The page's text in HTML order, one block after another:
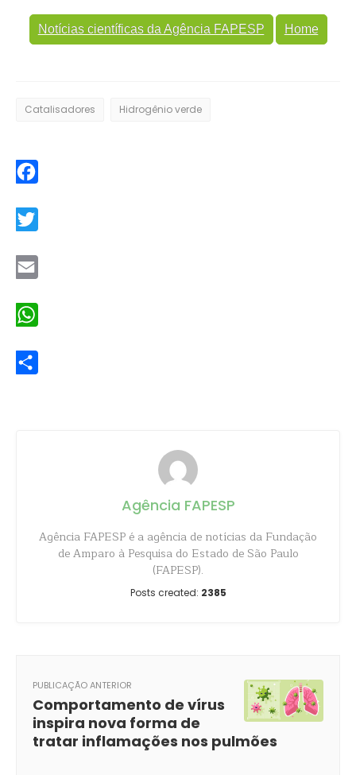
Notícias científicas da Agência FAPESP Home
Catalisadores Hidrogênio verde
Agência FAPESP
Agência FAPESP é a agência de notícias da Fundação
de Amparo à Pesquisa do Estado de São Paulo
(FAPESP).
Posts created: 2385
PUBLICAÇÃO ANTERIOR
Comportamento de vírus
inspira nova forma de
tratar inflamações nos pulmões